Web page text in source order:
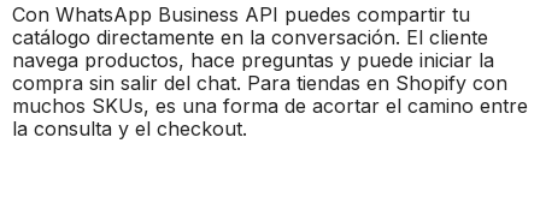
Con WhatsApp Business API puedes compartir tu
catálogo directamente en la conversación. El cliente
navega productos, hace preguntas y puede iniciar la
compra sin salir del chat. Para tiendas en Shopify con
muchos SKUs, es una forma de acortar el camino entre
la consulta y el checkout.